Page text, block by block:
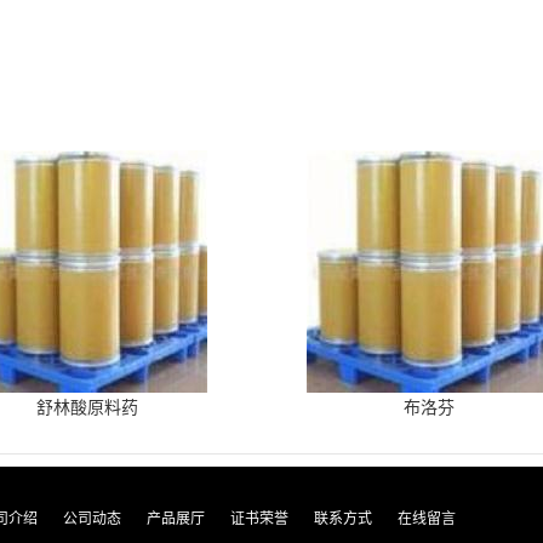
舒林酸原料药 布洛芬
介绍 公司动态 产品展厅 证书荣誉 联系方式 在线留言